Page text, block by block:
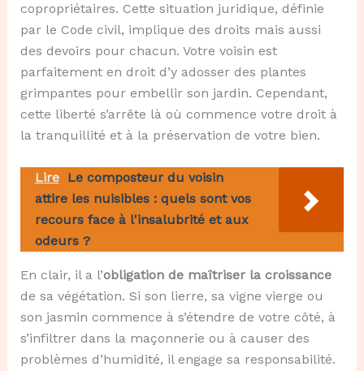
copropriétaires. Cette situation juridique, définie
par le Code civil, implique des droits mais aussi
des devoirs pour chacun. Votre voisin est
parfaitement en droit d’y adosser des plantes
grimpantes pour embellir son jardin. Cependant,
cette liberté s’arrête là où commence votre droit à
la tranquillité et à la préservation de votre bien.
Lire Le composteur du voisin
attire les nuisibles : quels sont vos
recours face à l'insalubrité et aux
odeurs ?
En clair, il a l’obligation de maîtriser la croissance
de sa végétation. Si son lierre, sa vigne vierge ou
son jasmin commence à s’étendre de votre côté, à
s’infiltrer dans la maçonnerie ou à causer des
problèmes d’humidité, il engage sa responsabilité.